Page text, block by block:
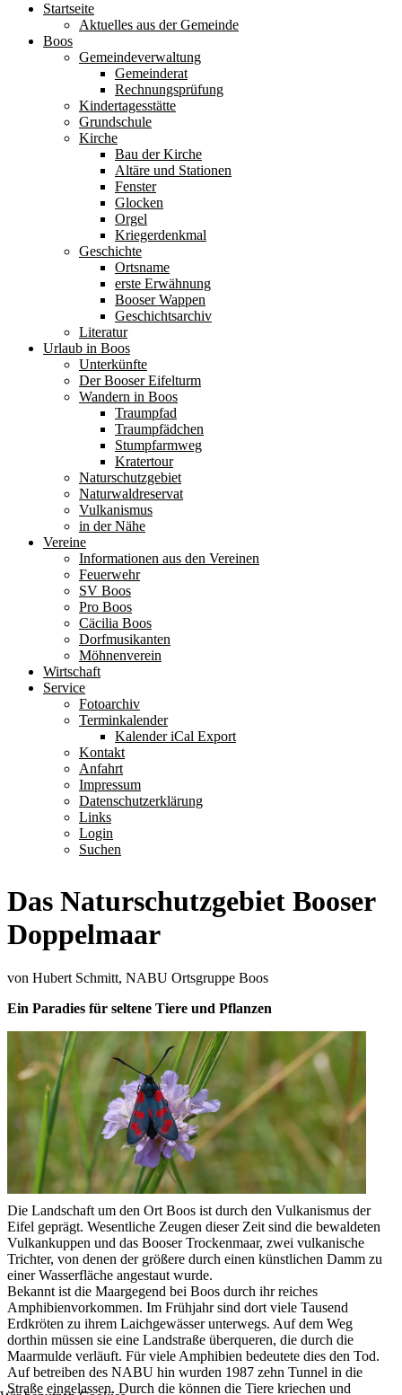
Startseite
Aktuelles aus der Gemeinde
Boos
Gemeindeverwaltung
Gemeinderat
Rechnungsprüfung
Kindertagesstätte
Grundschule
Kirche
Bau der Kirche
Altäre und Stationen
Fenster
Glocken
Orgel
Kriegerdenkmal
Geschichte
Ortsname
erste Erwähnung
Booser Wappen
Geschichtsarchiv
Literatur
Urlaub in Boos
Unterkünfte
Der Booser Eifelturm
Wandern in Boos
Traumpfad
Traumpfädchen
Stumpfarmweg
Kratertour
Naturschutzgebiet
Naturwaldreservat
Vulkanismus
in der Nähe
Vereine
Informationen aus den Vereinen
Feuerwehr
SV Boos
Pro Boos
Cäcilia Boos
Dorfmusikanten
Möhnenverein
Wirtschaft
Service
Fotoarchiv
Terminkalender
Kalender iCal Export
Kontakt
Anfahrt
Impressum
Datenschutzerklärung
Links
Login
Suchen
Das Naturschutzgebiet Booser
Doppelmaar
von Hubert Schmitt, NABU Ortsgruppe Boos
Ein Paradies für seltene Tiere und Pflanzen
Die Landschaft um den Ort Boos ist durch den Vulkanismus der
Eifel geprägt. Wesentliche Zeugen dieser Zeit sind die bewaldeten
Vulkankuppen und das Booser Trockenmaar, zwei vulkanische
Trichter, von denen der größere durch einen künstlichen Damm zu
einer Wasserfläche angestaut wurde.
Bekannt ist die Maargegend bei Boos durch ihr reiches
Amphibienvorkommen. Im Frühjahr sind dort viele Tausend
Erdkröten zu ihrem Laichgewässer unterwegs. Auf dem Weg
dorthin müssen sie eine Landstraße überqueren, die durch die
Maarmulde verläuft. Für viele Amphibien bedeutete dies den Tod.
Auf betreiben des NABU hin wurden 1987 zehn Tunnel in die
Straße eingelassen. Durch die können die Tiere kriechen und